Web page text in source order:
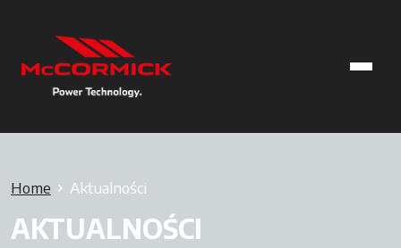
Home Aktualności
AKTUALNOŚCI